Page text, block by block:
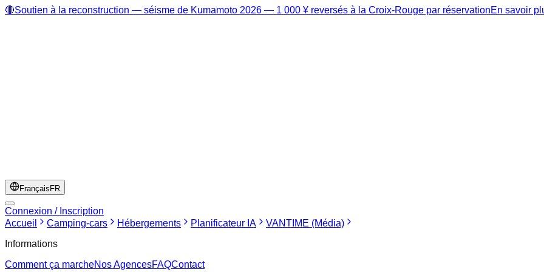
🔴Soutien à la reconstruction — séisme de Kumamoto 2026 — 1 000 ¥ reversés à la Croix-Rouge par réservationEn savoir
Français FR
Connexion / Inscription
Accueil
Camping-cars Hébergements Planificateur IA
VANTIME (Média)
Informations
Comment ça marcheNos AgencesFAQContact